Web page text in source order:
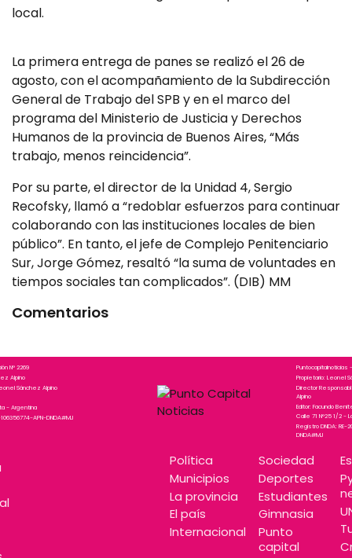
local.
La primera entrega de panes se realizó el 26 de
agosto, con el acompañamiento de la Subdirección
General de Trabajo del SPB y en el marco del
programa del Ministerio de Justicia y Derechos
Humanos de la provincia de Buenos Aires, “Más
trabajo, menos reincidencia”.
Por su parte, el director de la Unidad 4, Sergio
Recofsky, llamó a “redoblar esfuerzos para continuar
colaborando con las instituciones locales de bien
público”. En tanto, el jefe de Complejo Penitenciario
Sur, Jorge Gómez, resaltó “la suma de voluntades en
tiempos sociales tan complicados”. (DIB) MM
Comentarios
N° 2269
Alpino
Sánchez Alpino
- Argentina
APN-DNDA#MJ
Puntocapitalnoticias -
Propietario: Leonel
Director
Alpino
Editor: Facundo
Calle 71 N°25 1/2 -
Registro DNDA: RE-
DNDA#MJ
Política
Municipios
La provincia
El país
Internacional
Sociedad
Deportes
Estudiantes
Gimnasia
Punto
capital